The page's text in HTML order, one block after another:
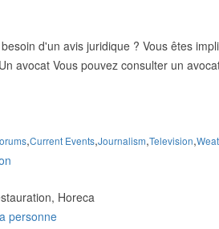
d'un avis juridique ? Vous êtes
avocat Vous pouvez consulter un
,Current Events,Journalism,Television,
Horeca
personne